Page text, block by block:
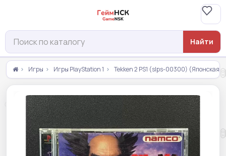
Найти
Игры Игры PlayStation 1 Tekken 2 PS1 (slps-00300) (Японская